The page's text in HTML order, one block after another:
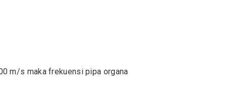
m/s maka frekuensi pipa organa